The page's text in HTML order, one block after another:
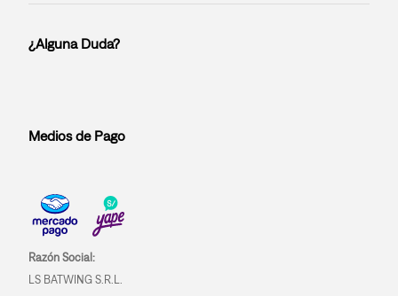
¿Alguna Duda?
Medios de Pago
Razón Social:
LS BATWING S.R.L.